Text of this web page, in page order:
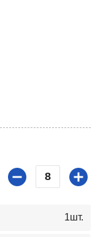
8
1шт.